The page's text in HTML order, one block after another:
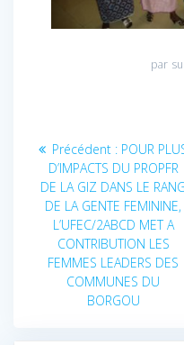
par
Navigation
de
l’article
Précédent : Article
précédent
:
POUR
D’IMPACTS DU PROPFR
DE LA GIZ DANS LE RANG
DE LA GENTE FEMININE,
L’UFEC/2ABCD MET A
CONTRIBUTION LES
FEMMES LEADERS DES
COMMUNES DU
BORGOU